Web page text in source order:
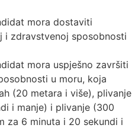
mora dostaviti
i zdravstvenoj sposobnosti
mora uspješno završiti
u moru, koja
(20 metara i više), plivanje
i manje) i plivanje (300
za 6 minuta i 20 sekundi i